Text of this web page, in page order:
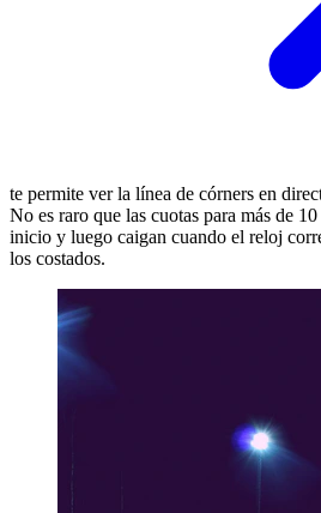
te permite ver la línea de córners en
No es raro que las cuotas para más de
inicio y luego caigan cuando el reloj
los costados.